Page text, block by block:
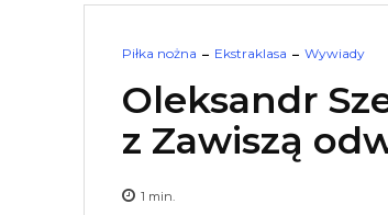
Piłka nożna Ekstraklasa Wywiady
Oleksandr
z Zawiszą
1 min.